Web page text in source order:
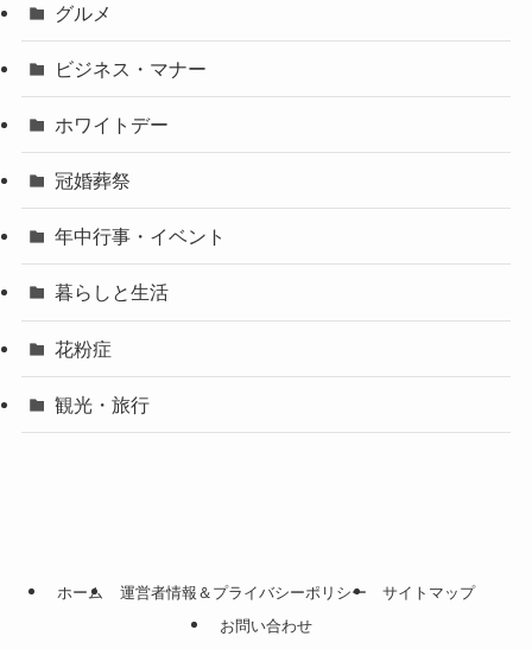
グルメ
ビジネス・マナー
ホワイトデー
冠婚葬祭
年中行事・イベント
暮らしと生活
花粉症
観光・旅行
ホーム 運営者情報＆プライバシーポリシー
サイトマップ
お問い合わせ